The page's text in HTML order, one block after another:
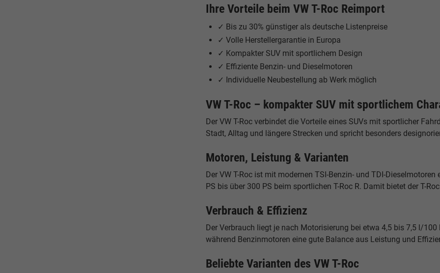
Ihre Vorteile beim VW T-Roc Reimport
✓ Bis zu 30% günstiger als deutsche Listenpreise
✓ Volle Herstellergarantie in Europa
✓ Kompakter SUV mit sportlichem Design
✓ Effiziente Benzin- und Dieselmotoren
✓ Individuelle Neubestellung ab Werk möglich
VW T-Roc – kompakter SUV mit sportlichem
Der VW T-Roc verbindet die Vorteile eines SUVs mit sportlicher
Stadt, Alltag und längere Strecken und spricht besonders
Motoren, Leistung & Varianten
Der VW T-Roc ist mit modernen TSI-Benzin- und TDI-
PS bis über 300 PS beim sportlichen T-Roc R. Damit bietet der T-
Verbrauch & Effizienz
Der Verbrauch liegt je nach Motorisierung bei etwa 4,5 bis 7,5 l/
während Benzinmotoren eine gute Balance aus Leistung und
Beliebte Varianten des VW T-Roc